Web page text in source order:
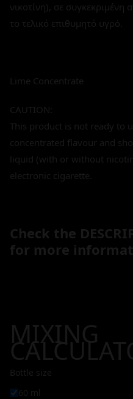
νικοτίνη), σε συγκεκριμένη
το τελικό επιθυμητό υγρό.
Lime Concentrate
CAUTION:
This product is not ready to
concentrated flavour and
liquid (with or without
electronic cigarette.
Check the
for more
MIXING
Bottle size
60 ml